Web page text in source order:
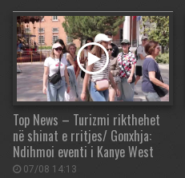
Top News – Turizmi rikthehet
në shinat e rritjes/ Gonxhja:
Ndihmoi eventi i Kanye West
07/08 14:13